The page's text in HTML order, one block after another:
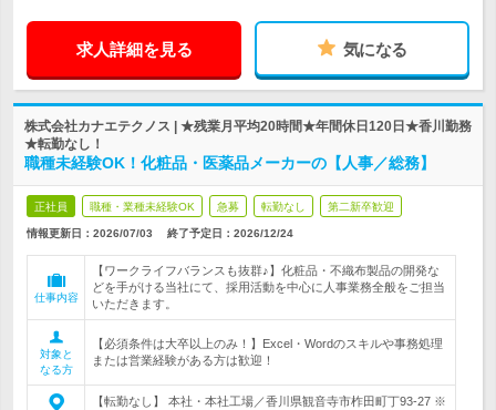
求人詳細を見る 気になる
株式会社カナエテクノス | ★残業月平均20時間★年間休日120日★香川勤務
★転勤なし！
職種未経験OK！化粧品・医薬品メーカーの【人事／総務】
正社員 職種・業種未経験OK 急募 転勤なし 第二新卒歓迎
情報更新日：2026/07/03 終了予定日： 2026/12/24
仕事内容
【ワークライフバランスも抜群♪】化粧品・不織布製品の開発な
どを手がける当社にて、採用活動を中心に人事業務全般をご担当
いただきます。
対象と
なる方
【必須条件は大卒以上のみ！】Excel・Wordのスキルや事務処理
または営業経験がある方は歓迎！
【転勤なし】 本社・本社工場／香川県観音寺市柞田町丁93-27 ※